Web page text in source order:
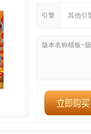
引擎 其他引
版本名称模板~